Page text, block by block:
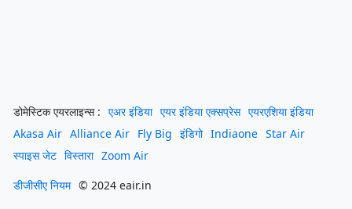
डोमेस्टिक एयरलाइन्स : एअर इंडिया एयर इंडिया एक्सप्रेस एयरएशिया इंडिया
Akasa Air Alliance Air Fly Big इंडिगो Indiaone Star Air
स्पाइस जेट विस्तारा Zoom Air
डीजीसीए नियम © 2024 eair.in